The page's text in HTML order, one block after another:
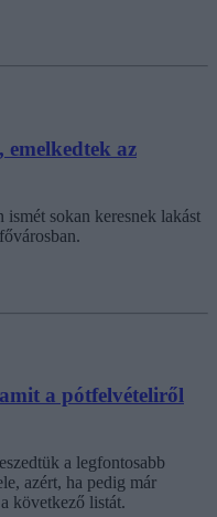
emelkedtek az
sokan keresnek lakást
a pótfelvételiről
a legfontosabb
azért, ha pedig már
következő listát.